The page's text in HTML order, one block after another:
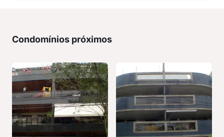
Condomínios próximos